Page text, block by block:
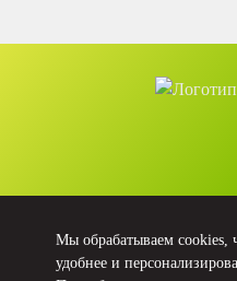
Мы обрабатываем cookies,
удобнее и
Тел.: +7